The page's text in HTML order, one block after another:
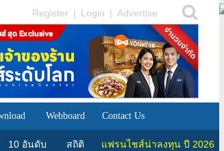
Register | Login | Advertise
Webboard Contact Us
10 อันดับ สถิติ แฟรนไชส์น่าลงทุน ปี 2026